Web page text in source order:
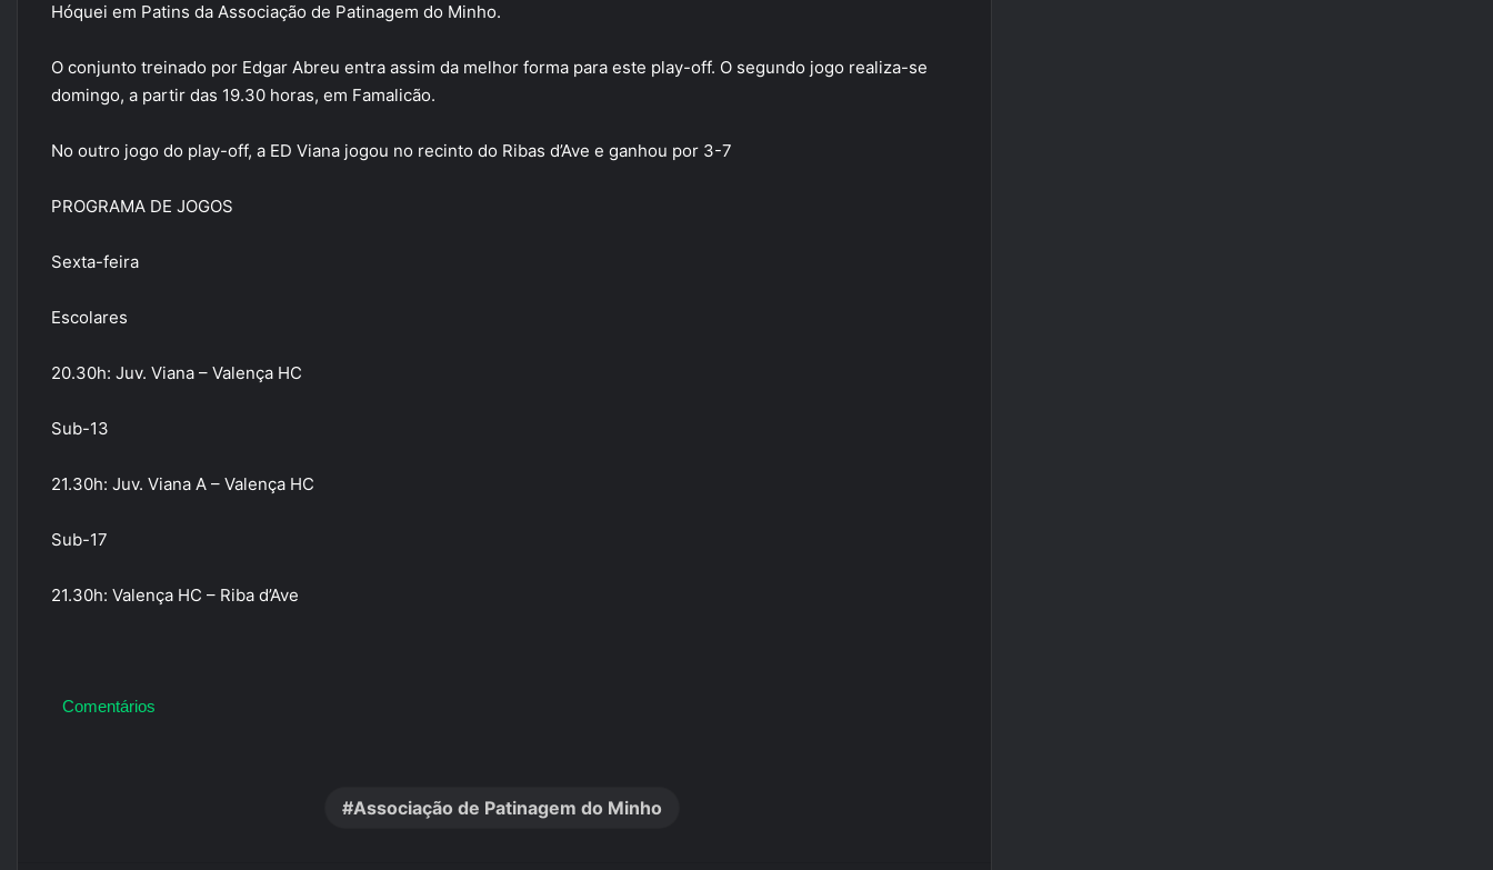
Hóquei em Patins da Associação de Patinagem do Minho.
O conjunto treinado por Edgar Abreu entra assim da melhor forma para este play-off. O segundo jogo realiza-se
domingo, a partir das 19.30 horas, em Famalicão.
No outro jogo do play-off, a ED Viana jogou no recinto do Ribas d’Ave e ganhou por 3-7
PROGRAMA DE JOGOS
Sexta-feira
Escolares
20.30h: Juv. Viana – Valença HC
Sub-13
21.30h: Juv. Viana A – Valença HC
Sub-17
21.30h: Valença HC – Riba d’Ave
Comentários
Associação de Patinagem do Minho